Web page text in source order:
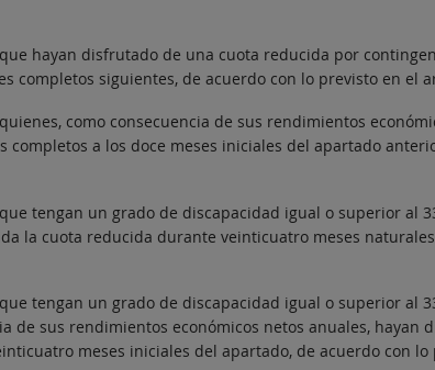
hayan disfrutado de una cuota reducida por
completos siguientes, de acuerdo con lo previsto en el
como consecuencia de sus rendimientos
a los doce meses iniciales del apartado
tengan un grado de discapacidad igual o superior al
la cuota reducida durante veinticuatro meses
tengan un grado de discapacidad igual o superior al
de sus rendimientos económicos netos anuales,
meses iniciales del apartado, de acuerdo con